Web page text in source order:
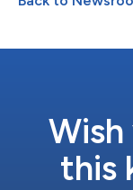
理的部署 降低AI代
業務價值 充滿信心
進行整體管理： 監
Wish
this